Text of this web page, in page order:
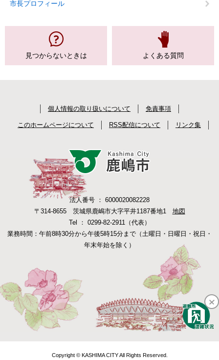
市長プロフィール
見つからないときは よくある質問
個人情報の取り扱いについて 免責事項
このホームページについて RSS配信について リンク集
法人番号 ： 6000020082228
〒314-8655 茨城県鹿嶋市大字平井1187番地1 地図
Tel ： 0299-82-2911（代表）
業務時間：午前8時30分から午後5時15分まで（土曜日・日曜日・祝日・
年末年始を除く）
Copyright © KASHIMA CITY All Rights Reserved.